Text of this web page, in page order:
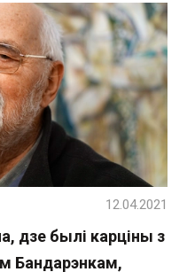
дзе былі карціны з
Бандарэнкам,
12.04.2021